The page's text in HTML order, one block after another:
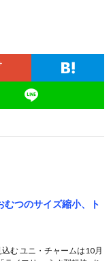
つのサイズ縮小、ト
む ユニ・チャームは10月